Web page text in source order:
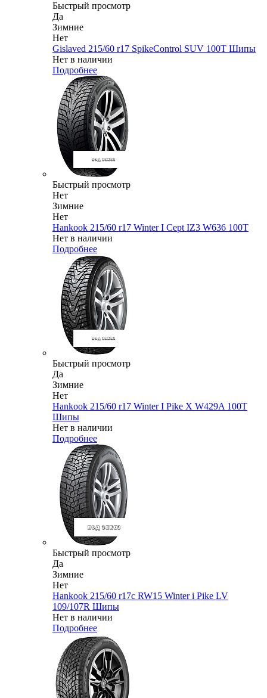
Быстрый просмотр
Да
Зимние
Нет
Gislaved 215/60 r17 SpikeControl SUV 100T Шипы
Нет в наличии
Подробнее
Быстрый просмотр
Нет
Зимние
Нет
Hankook 215/60 r17 Winter I Cept IZ3 W636 100T
Нет в наличии
Подробнее
Быстрый просмотр
Да
Зимние
Нет
Hankook 215/60 r17 Winter I Pike X W429A 100T
Шипы
Нет в наличии
Подробнее
Быстрый просмотр
Да
Зимние
Нет
Hankook 215/60 r17c RW15 Winter i Pike LV
109/107R Шипы
Нет в наличии
Подробнее